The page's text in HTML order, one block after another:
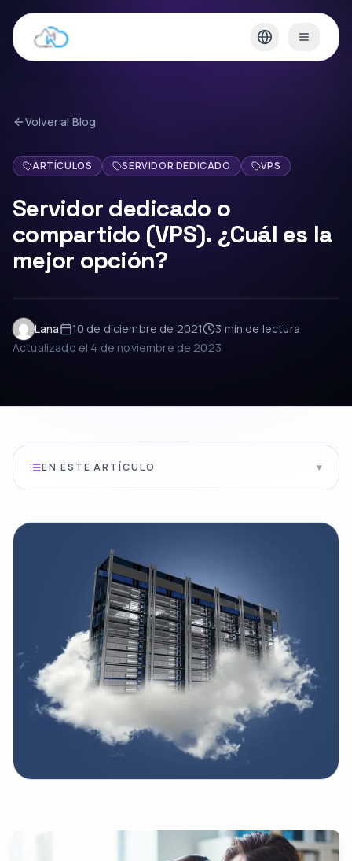
Volver al Blog
ARTÍCULOS SERVIDOR DEDICADO VPS
Servidor dedicado o
compartido (VPS). ¿Cuál es la
mejor opción?
Lana 10 de diciembre de 2021 3 min de lectura
Actualizado el 4 de noviembre de 2023
EN ESTE ARTÍCULO ▾